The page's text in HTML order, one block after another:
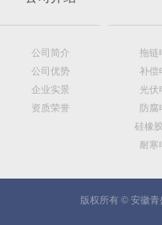
公司简介
公司优势
企业实景
资质荣誉
拖链
补偿
光伏
防腐
硅橡
耐寒
版权所有 © 安徽